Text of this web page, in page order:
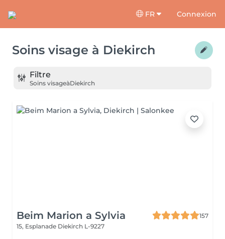
FR Connexion
Soins visage à Diekirch
Filtre
Soins visageàDiekirch
Beim Marion a Sylvia
157
15, Esplanade Diekirch L-9227